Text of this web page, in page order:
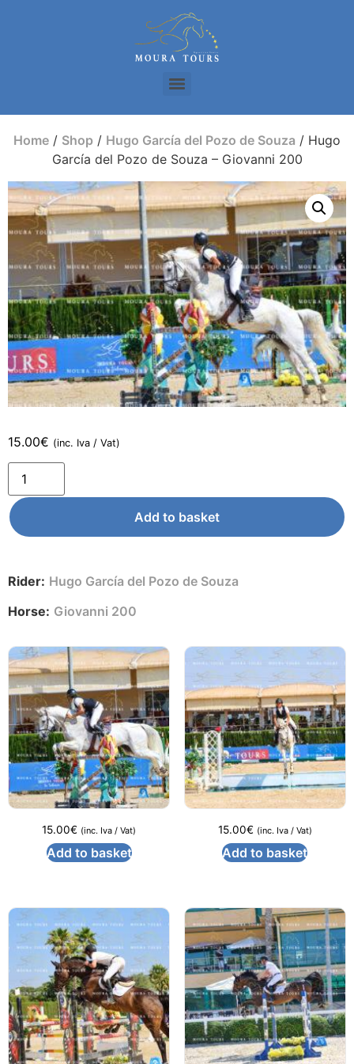
Home / Shop / Hugo García del Pozo de Souza / Hugo
García del Pozo de Souza – Giovanni 200
15.00€ (inc. Iva / Vat)
Add to basket
Rider: Hugo García del Pozo de Souza
Horse: Giovanni 200
15.00€ (inc. Iva / Vat)
Add to basket
15.00€ (inc. Iva / Vat)
Add to basket